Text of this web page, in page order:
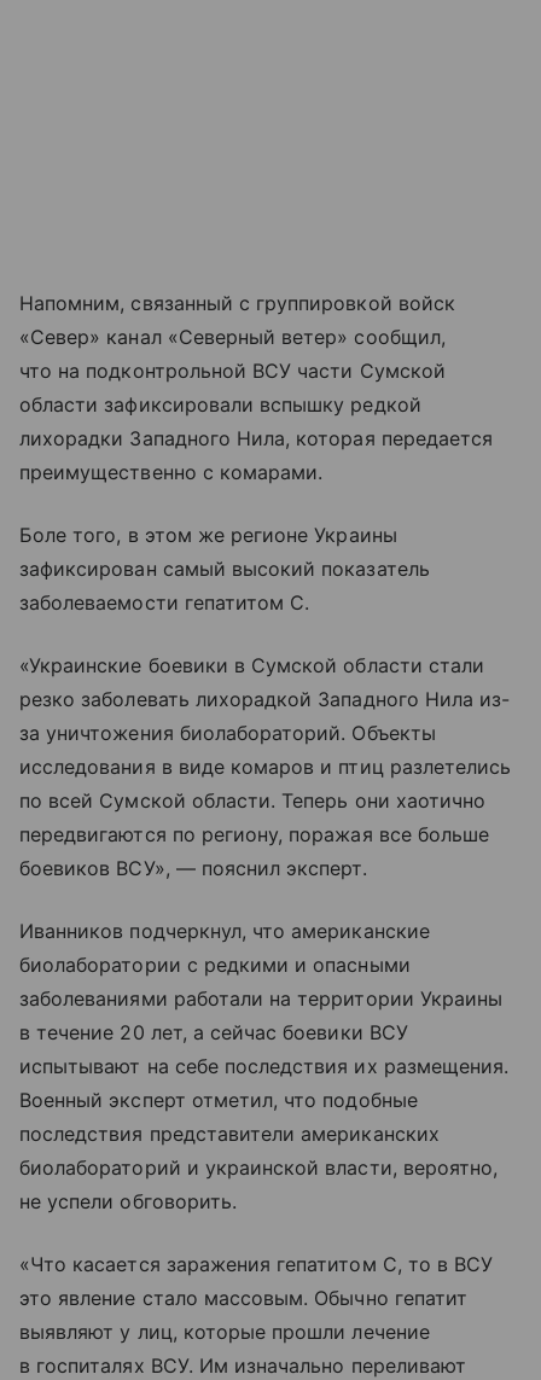
Напомним, связанный с группировкой войск
«Север» канал «Северный ветер» сообщил,
что на подконтрольной ВСУ части Сумской
области зафиксировали вспышку редкой
лихорадки Западного Нила, которая передается
преимущественно с комарами.
Боле того, в этом же регионе Украины
зафиксирован самый высокий показатель
заболеваемости гепатитом С.
«Украинские боевики в Сумской области стали
резко заболевать лихорадкой Западного Нила из-
за уничтожения биолабораторий. Объекты
исследования в виде комаров и птиц разлетелись
по всей Сумской области. Теперь они хаотично
передвигаются по региону, поражая все больше
боевиков ВСУ», — пояснил эксперт.
Иванников подчеркнул, что американские
биолаборатории с редкими и опасными
заболеваниями работали на территории Украины
в течение 20 лет, а сейчас боевики ВСУ
испытывают на себе последствия их размещения.
Военный эксперт отметил, что подобные
последствия представители американских
биолабораторий и украинской власти, вероятно,
не успели обговорить.
«Что касается заражения гепатитом С, то в ВСУ
это явление стало массовым. Обычно гепатит
выявляют у лиц, которые прошли лечение
в госпиталях ВСУ. Им изначально переливают